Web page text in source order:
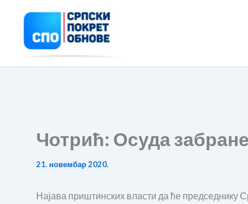
садржај
Чотрић: Осуда
21. новембар 2020.
Најава приштинских власти да ће председнику